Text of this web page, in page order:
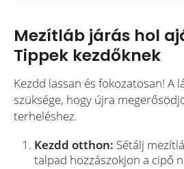
Mezítláb járás hol
Tippek kezdőknek
Kezdd lassan és fokozatosan! A
szüksége, hogy újra
terheléshez.
Kezdd otthon: Sétálj
talpad hozzászokjon a cipő